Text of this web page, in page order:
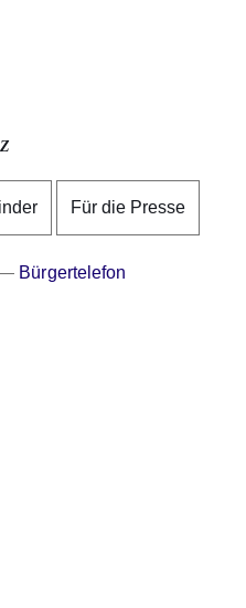
Für die Presse
Bürgertelefon